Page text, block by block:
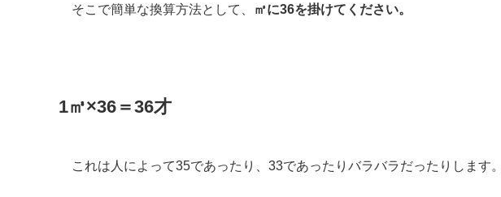
そこで簡単な換算方法として、 ㎥に36を掛けてください。
1㎥×36＝36才
これは人によって35であったり、33であったりバラバラだったりします。